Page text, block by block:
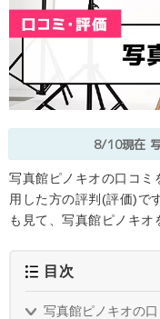
8/10現在
写真館ピノキオの口コミ
用した方の評判(評価)で
も見て、写真館ピノキオ
目次
写真館ピノキオの